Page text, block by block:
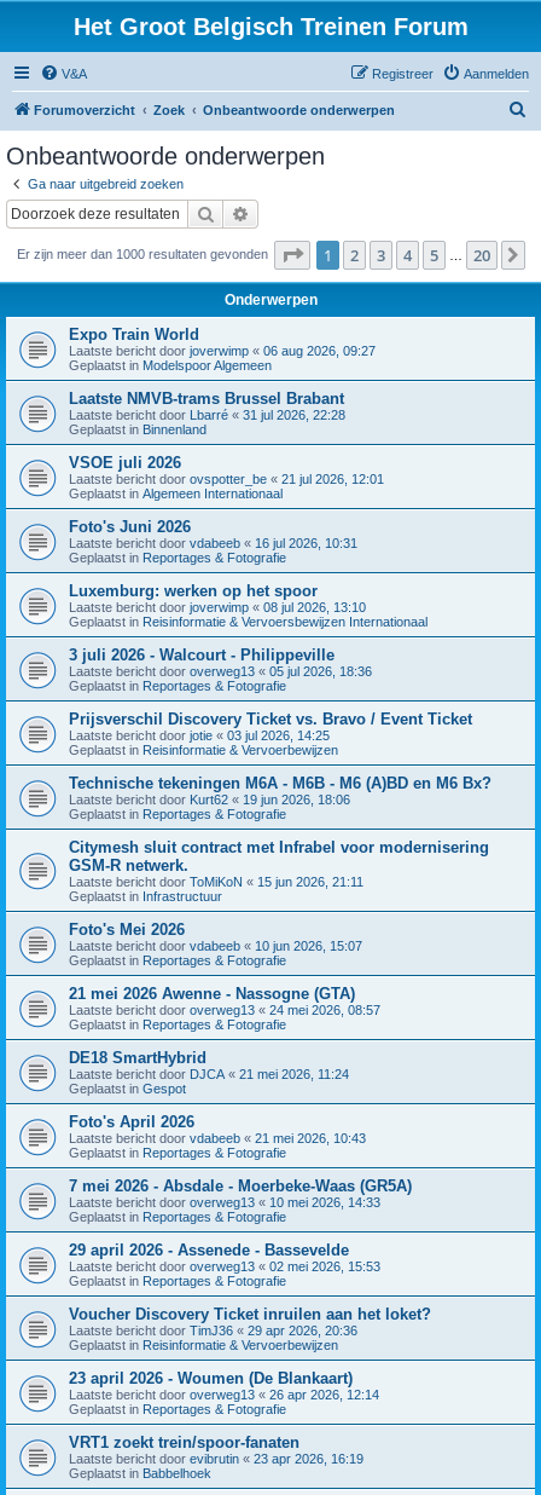
Het Groot Belgisch Treinen Forum
V&A Aanmelden
Registreer
Forumoverzicht Zoek Onbeantwoorde onderwerpen
Onbeantwoorde onderwerpen
Ga naar uitgebreid zoeken
Zoek
Er zijn meer dan 1000 resultaten gevonden Pagina van 20
1 2 3 4 5 20
Onderwerpen
Expo Train World
Laatste bericht door joverwimp « 06 aug 2026, 09:27
Geplaatst in Modelspoor Algemeen
Laatste NMVB-trams Brussel Brabant
Laatste bericht door Lbarré « 31 jul 2026, 22:28
Geplaatst in Binnenland
VSOE juli 2026
Laatste bericht door ovspotter_be « 21 jul 2026, 12:01
Geplaatst in Algemeen Internationaal
Foto's Juni 2026
Laatste bericht door vdabeeb « 16 jul 2026, 10:31
Geplaatst in Reportages & Fotografie
Luxemburg: werken op het spoor
Laatste bericht door joverwimp « 08 jul 2026, 13:10
Geplaatst in Reisinformatie & Vervoersbewijzen Internationaal
3 juli 2026 - Walcourt - Philippeville
Laatste bericht door overweg13 « 05 jul 2026, 18:36
Geplaatst in Reportages & Fotografie
Prijsverschil Discovery Ticket vs. Bravo / Event Ticket
Laatste bericht door jotie « 03 jul 2026, 14:25
Geplaatst in Reisinformatie & Vervoerbewijzen
Technische tekeningen M6A - M6B - M6 (A)BD en M6 Bx?
Laatste bericht door Kurt62 « 19 jun 2026, 18:06
Geplaatst in Reportages & Fotografie
Citymesh sluit contract met Infrabel voor modernisering
GSM-R netwerk.
Laatste bericht door ToMiKoN « 15 jun 2026, 21:11
Geplaatst in Infrastructuur
Foto's Mei 2026
Laatste bericht door vdabeeb « 10 jun 2026, 15:07
Geplaatst in Reportages & Fotografie
21 mei 2026 Awenne - Nassogne (GTA)
Laatste bericht door overweg13 « 24 mei 2026, 08:57
Geplaatst in Reportages & Fotografie
DE18 SmartHybrid
Laatste bericht door DJCA « 21 mei 2026, 11:24
Geplaatst in Gespot
Foto's April 2026
Laatste bericht door vdabeeb « 21 mei 2026, 10:43
Geplaatst in Reportages & Fotografie
7 mei 2026 - Absdale - Moerbeke-Waas (GR5A)
Laatste bericht door overweg13 « 10 mei 2026, 14:33
Geplaatst in Reportages & Fotografie
29 april 2026 - Assenede - Bassevelde
Laatste bericht door overweg13 « 02 mei 2026, 15:53
Geplaatst in Reportages & Fotografie
Voucher Discovery Ticket inruilen aan het loket?
Laatste bericht door TimJ36 « 29 apr 2026, 20:36
Geplaatst in Reisinformatie & Vervoerbewijzen
23 april 2026 - Woumen (De Blankaart)
Laatste bericht door overweg13 « 26 apr 2026, 12:14
Geplaatst in Reportages & Fotografie
VRT1 zoekt trein/spoor-fanaten
Laatste bericht door evibrutin « 23 apr 2026, 16:19
Geplaatst in Babbelhoek